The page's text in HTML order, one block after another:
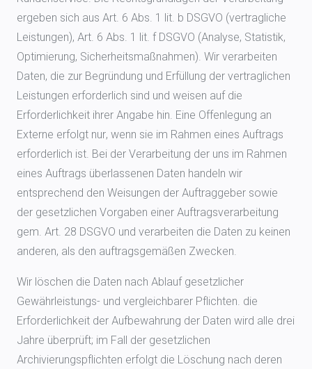
ergeben sich aus Art. 6 Abs. 1 lit. b DSGVO (vertragliche
Leistungen), Art. 6 Abs. 1 lit. f DSGVO (Analyse, Statistik,
Optimierung, Sicherheitsmaßnahmen). Wir verarbeiten
Daten, die zur Begründung und Erfüllung der vertraglichen
Leistungen erforderlich sind und weisen auf die
Erforderlichkeit ihrer Angabe hin. Eine Offenlegung an
Externe erfolgt nur, wenn sie im Rahmen eines Auftrags
erforderlich ist. Bei der Verarbeitung der uns im Rahmen
eines Auftrags überlassenen Daten handeln wir
entsprechend den Weisungen der Auftraggeber sowie
der gesetzlichen Vorgaben einer Auftragsverarbeitung
gem. Art. 28 DSGVO und verarbeiten die Daten zu keinen
anderen, als den auftragsgemäßen Zwecken.
Wir löschen die Daten nach Ablauf gesetzlicher
Gewährleistungs- und vergleichbarer Pflichten. die
Erforderlichkeit der Aufbewahrung der Daten wird alle drei
Jahre überprüft; im Fall der gesetzlichen
Archivierungspflichten erfolgt die Löschung nach deren